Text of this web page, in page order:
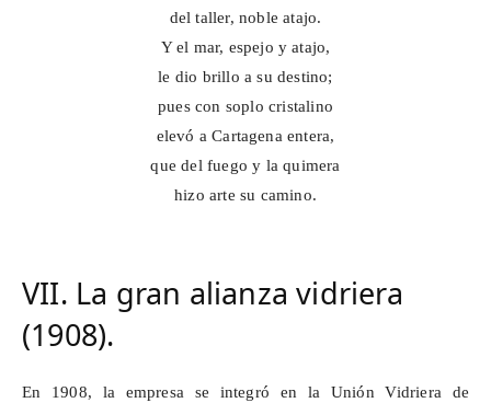
del taller, noble atajo.
Y el mar, espejo y atajo,
le dio brillo a su destino;
pues con soplo cristalino
elevó a Cartagena entera,
que del fuego y la quimera
hizo arte su camino.
VII. La gran alianza vidriera
(1908).
En 1908, la empresa se integró en la Unión Vidriera de